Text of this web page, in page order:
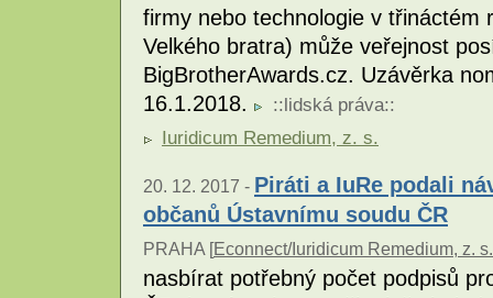
firmy nebo technologie v třináctém
Velkého bratra) může veřejnost
BigBrotherAwards.cz. Uzávěrka
16.1.2018.
:: lidská práva::
Iuridicum Remedium, z. s.
20. 12. 2017 - Piráti a IuRe podali
občanů Ústavnímu soudu ČR
PRAHA [Econnect/Iuridicum Remedium, z. s.
nasbírat potřebný počet podpisů